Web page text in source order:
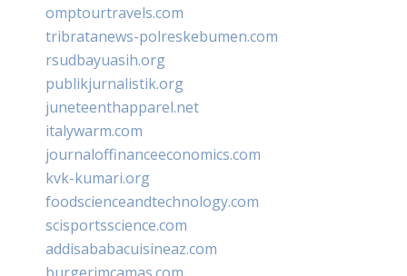
omptourtravels.com
tribratanews-polreskebumen.com
rsudbayuasih.org
publikjurnalistik.org
juneteenthapparel.net
italywarm.com
journaloffinanceeconomics.com
kvk-kumari.org
foodscienceandtechnology.com
scisportsscience.com
addisababacuisineaz.com